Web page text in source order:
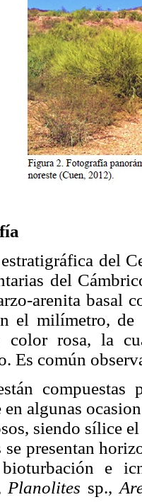
del
del
arenita basal
el milímetro,
color rosa, la
Es común
en algunas
siendo sílice
se presentan
e
Planolites sp.,